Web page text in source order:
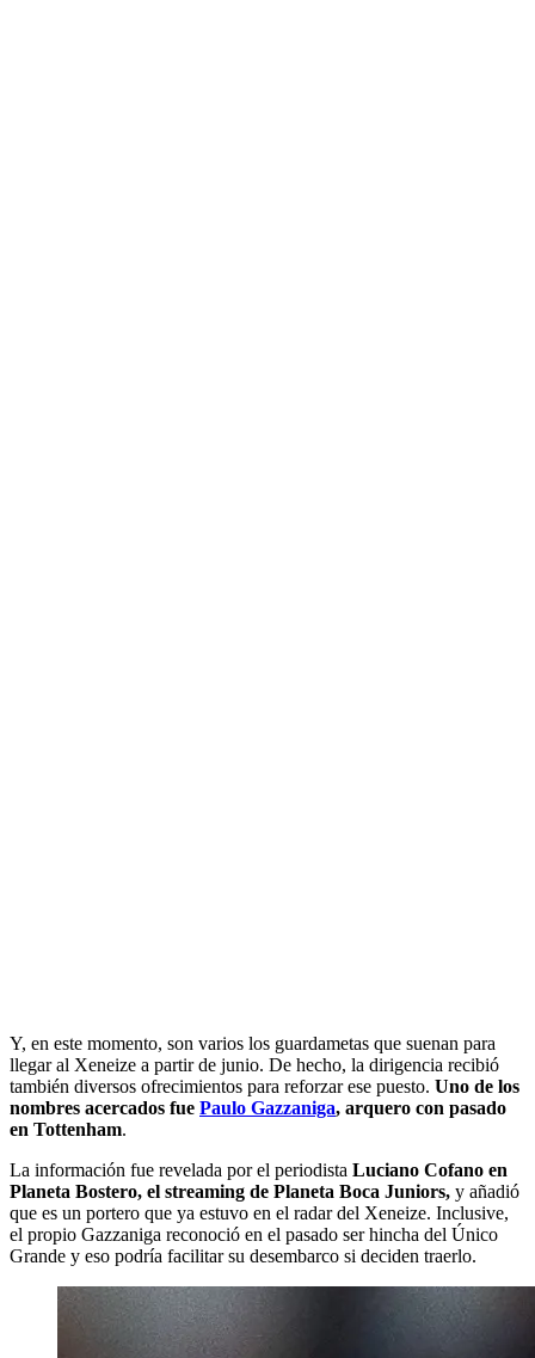
Y, en este momento, son varios los guardametas que suenan para
llegar al Xeneize a partir de junio. De hecho, la dirigencia recibió
también diversos ofrecimientos para reforzar ese puesto. Uno de los
nombres acercados fue Paulo Gazzaniga, arquero con pasado
en Tottenham.
La información fue revelada por el periodista Luciano Cofano en
Planeta Bostero, el streaming de Planeta Boca Juniors, y añadió
que es un portero que ya estuvo en el radar del Xeneize. Inclusive,
el propio Gazzaniga reconoció en el pasado ser hincha del Único
Grande y eso podría facilitar su desembarco si deciden traerlo.